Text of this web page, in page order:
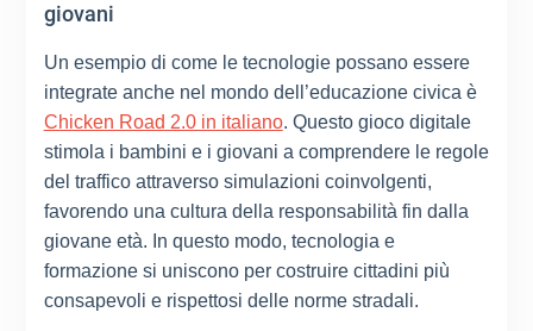
giovani
Un esempio di come le tecnologie possano essere
integrate anche nel mondo dell’educazione civica è
Chicken Road 2.0 in italiano. Questo gioco digitale
stimola i bambini e i giovani a comprendere le regole
del traffico attraverso simulazioni coinvolgenti,
favorendo una cultura della responsabilità fin dalla
giovane età. In questo modo, tecnologia e
formazione si uniscono per costruire cittadini più
consapevoli e rispettosi delle norme stradali.